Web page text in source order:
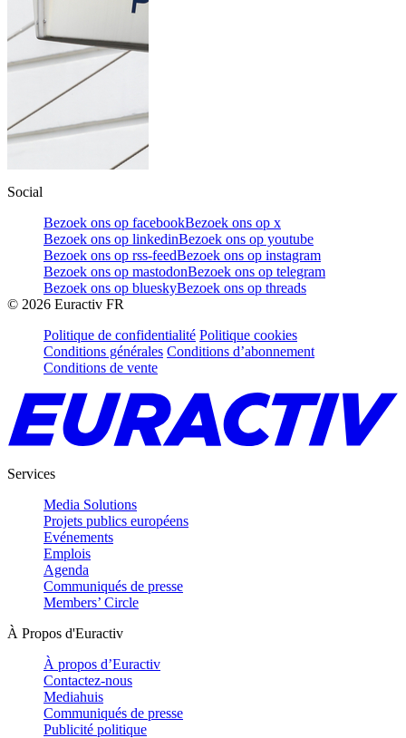
Social
Bezoek ons op facebookBezoek ons op x
Bezoek ons op linkedinBezoek ons op youtube
Bezoek ons op rss-feedBezoek ons op instagram
Bezoek ons op mastodonBezoek ons op telegram
Bezoek ons op blueskyBezoek ons op threads
© 2026 Euractiv FR
Politique de confidentialité Politique cookies
Conditions générales Conditions d’abonnement
Conditions de vente
Services
Media Solutions
Projets publics européens
Evénements
Emplois
Agenda
Communiqués de presse
Members’ Circle
À Propos d'Euractiv
À propos d’Euractiv
Contactez-nous
Mediahuis
Communiqués de presse
Publicité politique